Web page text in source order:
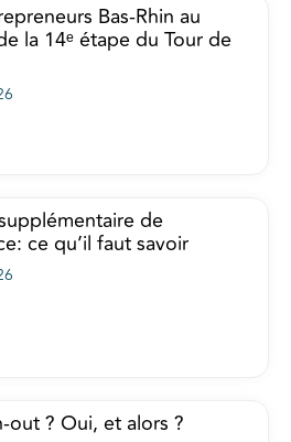
Bas-Rhin au
la 14ᵉ étape du Tour de
de
ce qu’il faut savoir
out ? Oui, et alors ?